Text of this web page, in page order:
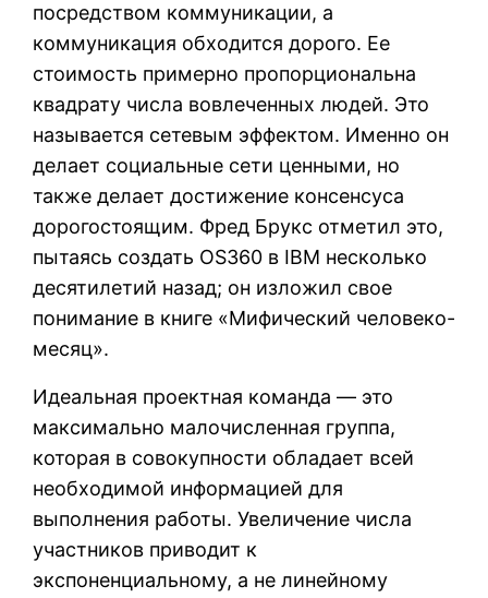
посредством коммуникации, а
коммуникация обходится дорого. Ее
стоимость примерно пропорциональна
квадрату числа вовлеченных людей. Это
называется сетевым эффектом. Именно он
делает социальные сети ценными, но
также делает достижение консенсуса
дорогостоящим. Фред Брукс отметил это,
пытаясь создать OS360 в IBM несколько
десятилетий назад; он изложил свое
понимание в книге «Мифический человеко-
месяц».
Идеальная проектная команда — это
максимально малочисленная группа,
которая в совокупности обладает всей
необходимой информацией для
выполнения работы. Увеличение числа
участников приводит к
экспоненциальному, а не линейному